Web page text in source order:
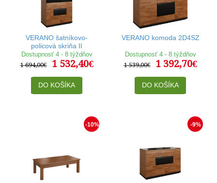
VERANO šatníkovo-
policová skriňa II
Dostupnosť 4 - 8 týždňov
1 694,00€
1 532,40€
DO KOŠÍKA
VERANO komoda 2D4SZ
Dostupnosť 4 - 8 týždňov
1 539,00€
1 392,70€
DO KOŠÍKA
-10% -9%